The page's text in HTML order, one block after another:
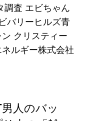
調査 エビちゃん
バリーヒルズ青
クリスティー
ルギー株式会社
人のバッ